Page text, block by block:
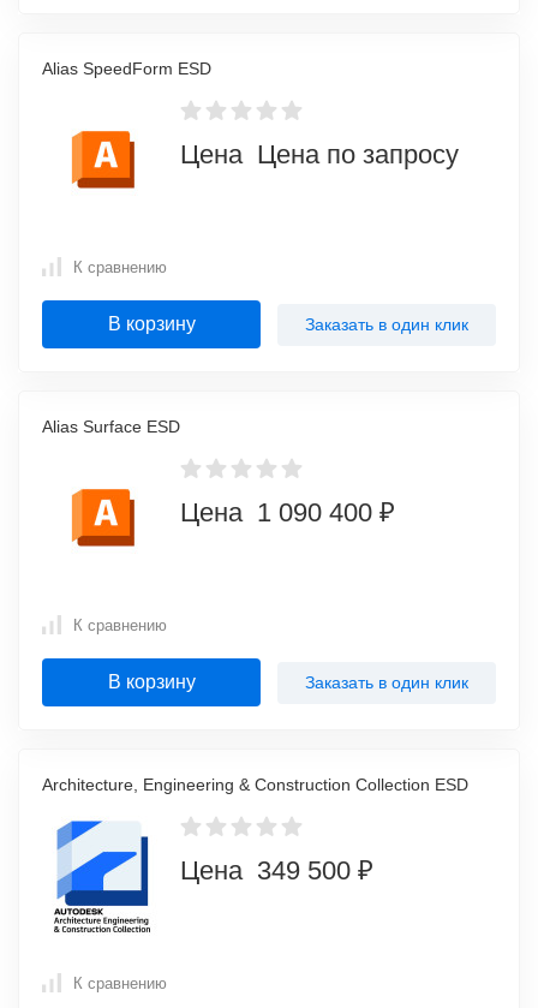
Alias SpeedForm ESD
Цена Цена по запросу
К сравнению
В корзину Заказать в один клик
Alias Surface ESD
Цена 1 090 400 ₽
К сравнению
В корзину Заказать в один клик
Architecture, Engineering & Construction Collection ESD
Цена 349 500 ₽
К сравнению